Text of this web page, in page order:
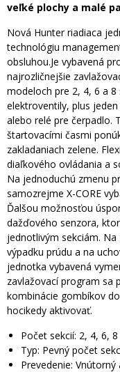
veľké plochy a malé
Nová Hunter riadiaca
technológiu
obsluhou.Je vybavená
najrozličnejšie
modeloch pre 2, 4, 6 a 8
elektroventily, plus
alebo relé pre čerpadlo.
štartovacími časmi
zakladaniach zelene.
diaľkového ovládania a
Na jednoduchú zmenu
samozrejme X-CORE
Ďalšou možnosťou
dažďového senzora,
jednotlivým sekciám.
výpadku prúdu a na
jednotka vybavená
zavlažovací program sa
kombinácie gombíkov
hocikedy aktivovať.
Počet sekcií: 2, 4, 6, 8
Typ: Pevný počet
Prevedenie: